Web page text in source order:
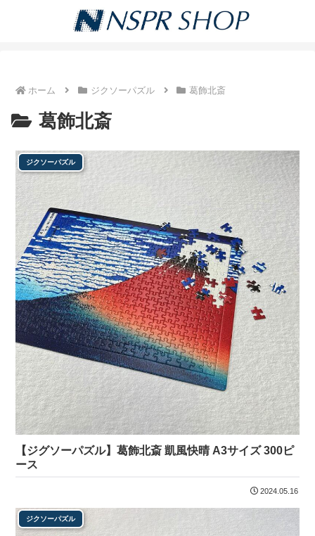
ホーム ジクソーパズル 葛飾北斎
葛飾北斎
ジクソーパズル
【ジグソーパズル】葛飾北斎 凱風快晴 A3サイズ 300ピ
ース
2024.05.16
ジクソーパズル